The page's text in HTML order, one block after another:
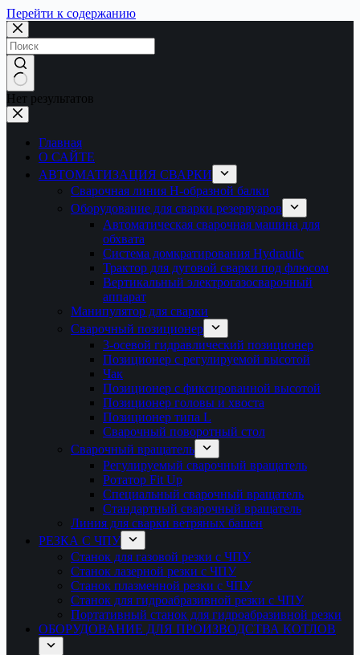
Перейти к содержанию
Нет результатов
Главная
О САЙТЕ
АВТОМАТИЗАЦИЯ СВАРКИ
Сварочная линия H-образной балки
Оборудование для сварки резервуаров
Автоматическая сварочная машина для
обхвата
Система домкратирования Hydrauilc
Трактор для дуговой сварки под флюсом
Вертикальный электрогазосварочный
аппарат
Манипулятор для сварки
Сварочный позиционер
3-осевой гидравлический позиционер
Позиционер с регулируемой высотой
Чак
Позиционер с фиксированной высотой
Позиционер головы и хвоста
Позиционер типа L
Сварочный поворотный стол
Сварочный вращатель
Регулируемый сварочный вращатель
Ротатор Fit Up
Специальный сварочный вращатель
Стандартный сварочный вращатель
Линия для сварки ветряных башен
РЕЗКА С ЧПУ
Станок для газовой резки с ЧПУ
Станок лазерной резки с ЧПУ
Станок плазменной резки с ЧПУ
Станок для гидроабразивной резки с ЧПУ
Портативный станок для гидроабразивной резки
ОБОРУДОВАНИЕ ДЛЯ ПРОИЗВОДСТВА КОТЛОВ